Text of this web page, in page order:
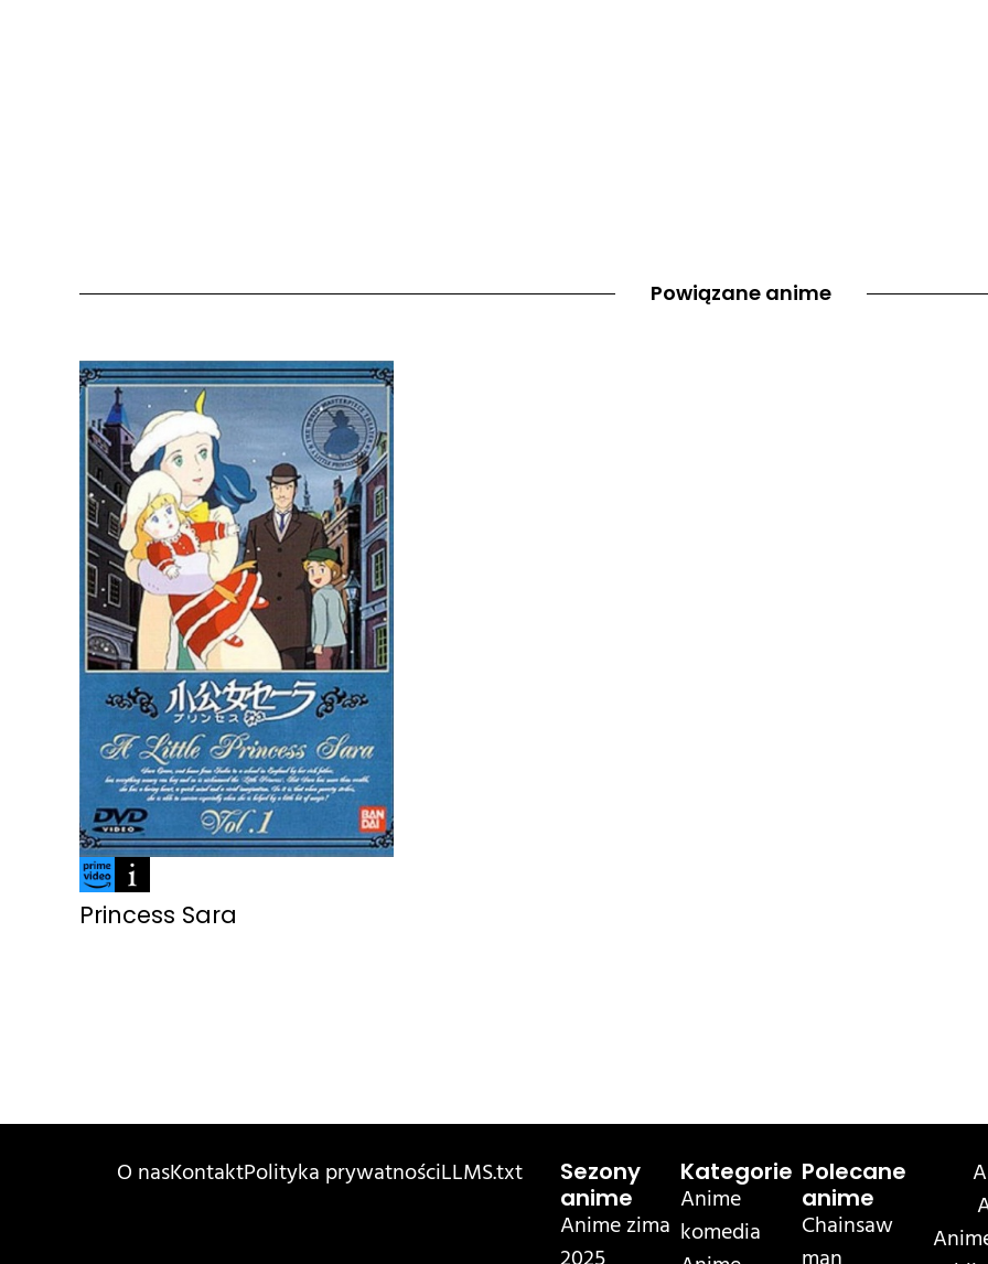
Powiązane anime
Princess Sara
O nasKontaktPolityka prywatnościLLMS.txt
Sezony
anime
Anime zima
Kategorie
Anime
komedia
Polecane
anime
Chainsaw